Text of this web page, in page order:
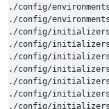
./config/
./config/
./config/initializers
./config/
./config/
./config/initializers/
./config/
./config/
./config/